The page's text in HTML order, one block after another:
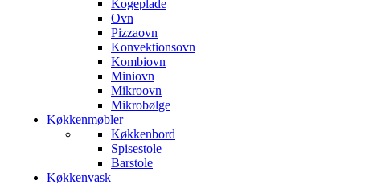
Kogeplade
Ovn
Pizzaovn
Konvektionsovn
Kombiovn
Miniovn
Mikroovn
Mikrobølge
Køkkenmøbler
Køkkenbord
Spisestole
Barstole
Køkkenvask